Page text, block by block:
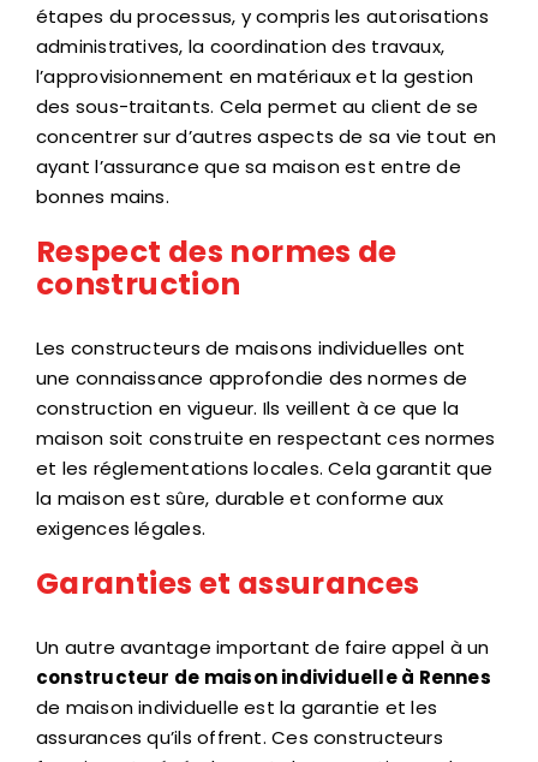
étapes du processus, y compris les autorisations
administratives, la coordination des travaux,
l’approvisionnement en matériaux et la gestion
des sous-traitants. Cela permet au client de se
concentrer sur d’autres aspects de sa vie tout en
ayant l’assurance que sa maison est entre de
bonnes mains.
Respect des normes de
construction
Les constructeurs de maisons individuelles ont
une connaissance approfondie des normes de
construction en vigueur. Ils veillent à ce que la
maison soit construite en respectant ces normes
et les réglementations locales. Cela garantit que
la maison est sûre, durable et conforme aux
exigences légales.
Garanties et assurances
Un autre avantage important de faire appel à un
constructeur de maison individuelle à Rennes
de maison individuelle est la garantie et les
assurances qu’ils offrent. Ces constructeurs